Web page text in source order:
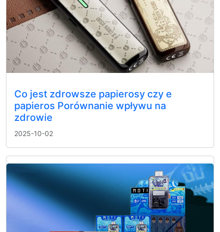
Co jest zdrowsze papierosy czy e
papieros Porównanie wpływu na
zdrowie
2025-10-02